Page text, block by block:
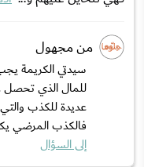
من مجهول
سيدتي الكريمة
للمال الذي تحصل
عديدة للكذب
فالكذب المرضي
إلى السؤال